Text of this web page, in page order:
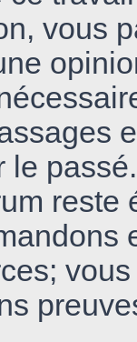
vous
le
reste